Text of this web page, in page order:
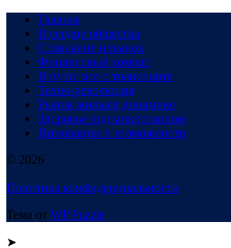
Главная
В сердце общества
Созидание и рынок
Финансовый компас
В пути: все о транспорте
Техно-революция
Рынок жилья в динамике
Здоровье под микроскопом
Инновации и возможности
© 2026
Политика конфиденциальности
Тема от WP Puzzle
➤